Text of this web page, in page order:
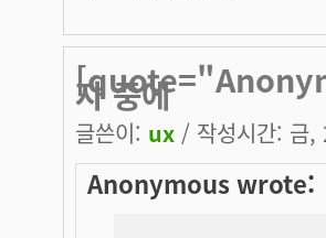
자 중에
글쓴이: ux / 작성시간: 금
Anonymous wrote: